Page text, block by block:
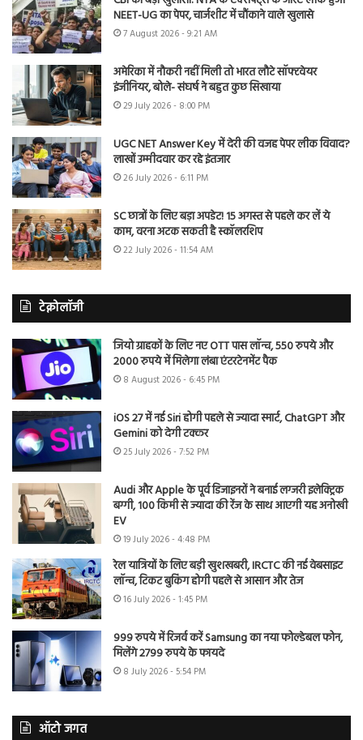
NEET-UG का पेपर, चार्जशीट में चौंकाने वाले खुलासे
7 August 2026 - 9:21 AM
अमेरिका में नौकरी नहीं मिली तो भारत लौटे सॉफ्टवेयर
इंजीनियर, बोले- संघर्ष ने बहुत कुछ सिखाया
29 July 2026 - 8:00 PM
UGC NET Answer Key में देरी की वजह पेपर लीक विवाद?
लाखों उम्मीदवार कर रहे इंतजार
26 July 2026 - 6:11 PM
SC छात्रों के लिए बड़ा अपडेट! 15 अगस्त से पहले कर लें ये
काम, वरना अटक सकती है स्कॉलरशिप
22 July 2026 - 11:54 AM
टेक्नोलॉजी
जियो ग्राहकों के लिए नए OTT पास लॉन्च, 550 रुपये और
2000 रुपये में मिलेगा लंबा एंटरटेनमेंट पैक
8 August 2026 - 6:45 PM
iOS 27 में नई Siri होगी पहले से ज्यादा स्मार्ट, ChatGPT और
Gemini को देगी टक्कर
25 July 2026 - 7:52 PM
Audi और Apple के पूर्व डिजाइनरों ने बनाई लग्जरी इलेक्ट्रिक
बग्गी, 100 किमी से ज्यादा की रेंज के साथ आएगी यह अनोखी
EV
19 July 2026 - 4:48 PM
रेल यात्रियों के लिए बड़ी खुशखबरी, IRCTC की नई वेबसाइट
लॉन्च, टिकट बुकिंग होगी पहले से आसान और तेज
16 July 2026 - 1:45 PM
999 रुपये में रिजर्व करें Samsung का नया फोल्डेबल फोन,
मिलेंगे 2799 रुपये के फायदे
8 July 2026 - 5:54 PM
ऑटो जगत